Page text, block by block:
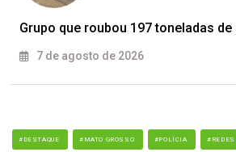
Grupo que roubou 197 toneladas de
7 de agosto de 2026
#DESTAQUE #MATO GROSSO #POLÍCIA #REDES